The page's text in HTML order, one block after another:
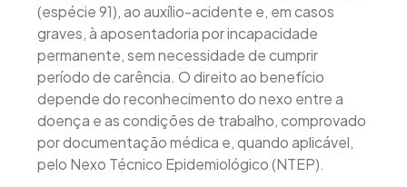
(espécie 91), ao auxílio-acidente e, em casos
graves, à aposentadoria por incapacidade
permanente, sem necessidade de cumprir
período de carência. O direito ao benefício
depende do reconhecimento do nexo entre a
doença e as condições de trabalho, comprovado
por documentação médica e, quando aplicável,
pelo Nexo Técnico Epidemiológico (NTEP).